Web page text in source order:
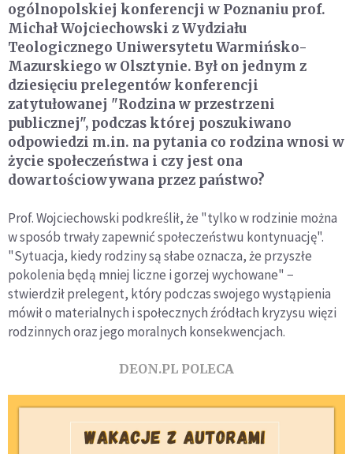
ogólnopolskiej konferencji w Poznaniu prof.
Michał Wojciechowski z Wydziału
Teologicznego Uniwersytetu Warmińsko-
Mazurskiego w Olsztynie. Był on jednym z
dziesięciu prelegentów konferencji
zatytułowanej "Rodzina w przestrzeni
publicznej", podczas której poszukiwano
odpowiedzi m.in. na pytania co rodzina wnosi w
życie społeczeństwa i czy jest ona
dowartościowywana przez państwo?
Prof. Wojciechowski podkreślił, że "tylko w rodzinie można
w sposób trwały zapewnić społeczeństwu kontynuację".
"Sytuacja, kiedy rodziny są słabe oznacza, że przyszłe
pokolenia będą mniej liczne i gorzej wychowane" −
stwierdził prelegent, który podczas swojego wystąpienia
mówił o materialnych i społecznych źródłach kryzysu więzi
rodzinnych oraz jego moralnych konsekwencjach.
DEON.PL POLECA